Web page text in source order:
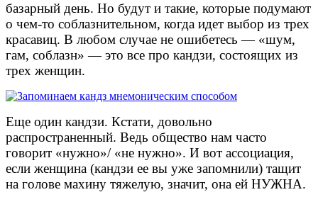
базарный день. Но будут и такие, которые подумают
о чем-то соблазнительном, когда идет выбор из трех
красавиц. В любом случае не ошибетесь — «шум,
гам, соблазн» — это все про кандзи, состоящих из
трех женщин.
Еще один кандзи. Кстати, довольно
распространенный. Ведь общество нам часто
говорит «нужно»/ «не нужно». И вот ассоциация,
если женщина (кандзи ее вы уже запомнили) тащит
на голове махину тяжелую, значит, она ей НУЖНА.